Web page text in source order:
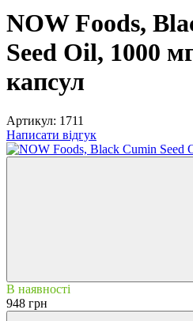
NOW Foods,
Seed Oil, 1000
капсул
Артикул: 1711
Написати відгук
В наявності
948 грн